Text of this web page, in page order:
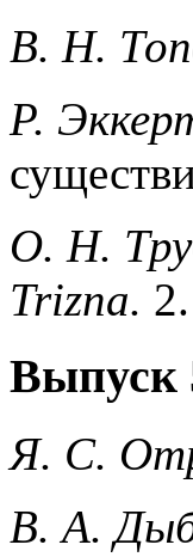
В. Н.
Р.
О. Н.
Trizna. 2.
Выпуск
Я. С.
В. А.